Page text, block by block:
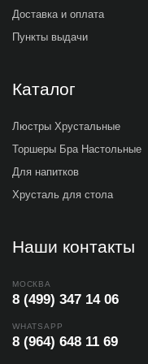
Доставка и оплата
Пункты выдачи
Каталог
Люстры Хрустальные
Торшеры Бра Настольные
Для напитков
Хрусталь для стола
Наши контакты
МОСКВА
8 (499) 347 14 06
WHATSAPP
8 (964) 648 11 69